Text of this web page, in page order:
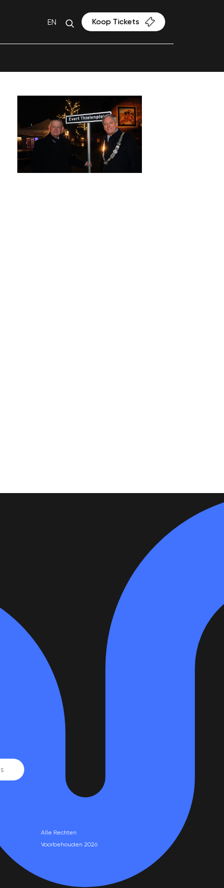
EN Koop Tickets
Alle Rechten
Voorbehouden 2026